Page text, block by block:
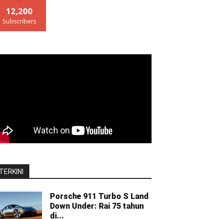
12,200
Subscribers
Porsche 911 Turbo S Land
Down Under: Rai 75 tahun
di...